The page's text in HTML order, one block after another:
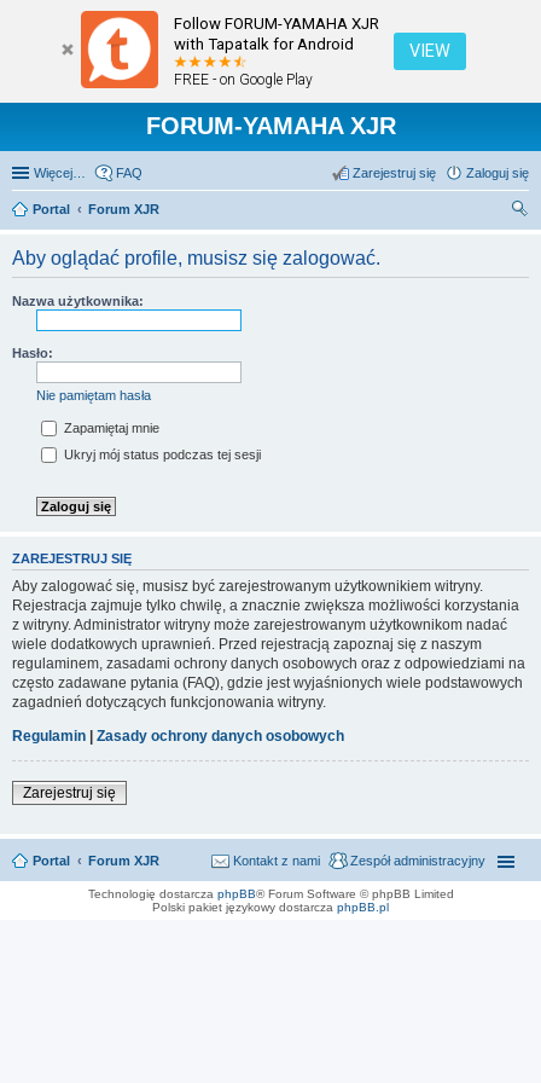
Follow FORUM-YAMAHA XJR
with Tapatalk for Android
FREE - on Google Play
VIEW
FORUM-YAMAHA XJR
Więcej… FAQ Zaloguj się
Zarejestruj się
Portal
Forum XJR
Aby oglądać profile, musisz się zalogować.
Nazwa użytkownika:
Hasło:
Nie pamiętam hasła
Zapamiętaj mnie
Ukryj mój status podczas tej sesji
ZAREJESTRUJ SIĘ
Aby zalogować się, musisz być zarejestrowanym użytkownikiem witryny.
Rejestracja zajmuje tylko chwilę, a znacznie zwiększa możliwości korzystania
z witryny. Administrator witryny może zarejestrowanym użytkownikom nadać
wiele dodatkowych uprawnień. Przed rejestracją zapoznaj się z naszym
regulaminem, zasadami ochrony danych osobowych oraz z odpowiedziami na
często zadawane pytania (FAQ), gdzie jest wyjaśnionych wiele podstawowych
zagadnień dotyczących funkcjonowania witryny.
Regulamin
Zasady ochrony danych osobowych
Zarejestruj się
Portal Forum XJR Zespół administracyjny
Kontakt z nami
Technologię dostarcza phpBB® Forum Software © phpBB Limited
Polski pakiet językowy dostarcza phpBB.pl